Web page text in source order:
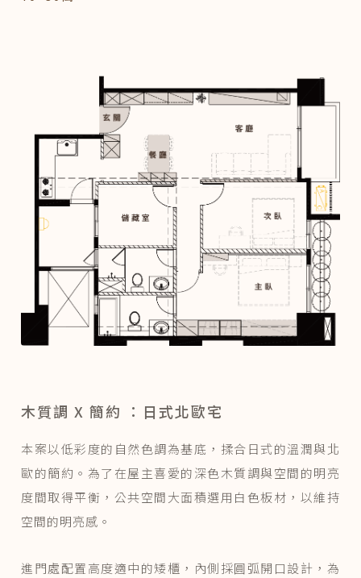
木質調 X 簡約 ：日式北歐宅
本案以低彩度的自然色調為基底，揉合日式的溫潤與北
歐的簡約。為了在屋主喜愛的深色木質調與空間的明亮
度間取得平衡，公共空間大面積選用白色板材，以維持
空間的明亮感。
進門處配置高度適中的矮櫃，內側採圓弧開口設計，為